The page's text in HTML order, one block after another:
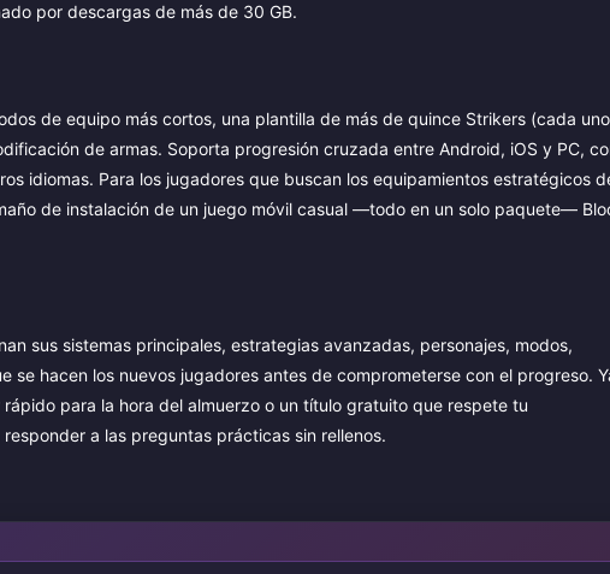
por descargas de más de 30 GB.
de equipo más cortos, una plantilla de más de quince Strikers (cada uno
de armas. Soporta progresión cruzada entre Android, iOS y PC,
idiomas. Para los jugadores que buscan los equipamientos estratégicos
de instalación de un juego móvil casual —todo en un solo paquete—
sus sistemas principales, estrategias avanzadas, personajes, modos,
hacen los nuevos jugadores antes de comprometerse con el progreso.
para la hora del almuerzo o un título gratuito que respete tu
a las preguntas prácticas sin rellenos.